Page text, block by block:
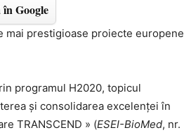
Google
mai prestigioase proiecte europene
programul H2020, topicul
şi consolidarea excelenţei în
TRANSCEND » (ESEI-BioMed, nr.